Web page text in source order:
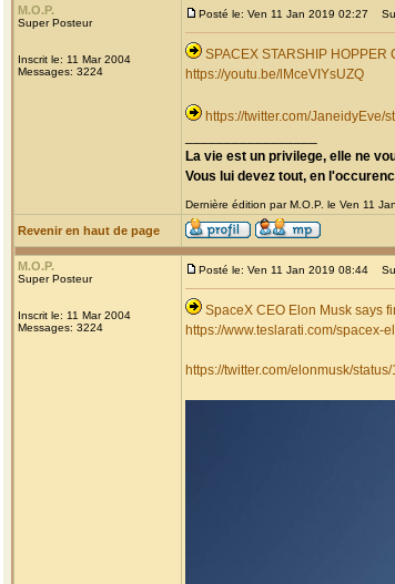
M.O.P.
Super Posteur
Inscrit le: 11 Mar 2004
Messages: 3224
Posté le: Ven 11 Jan 2019 02:27
SPACEX STARSHIP HOPPER
https://youtu.be/lMceVIYsUZQ
https://twitter.com/
La vie est un privilege, elle ne
Vous lui devez tout, en
Dernière édition par M.O.P. le Ven 11
Revenir en haut de page
M.O.P.
Super Posteur
Inscrit le: 11 Mar 2004
Messages: 3224
Posté le: Ven 11 Jan 2019 08:44
SpaceX CEO Elon Musk says
https://www.teslarati.com/
https://twitter.com/elonmusk/